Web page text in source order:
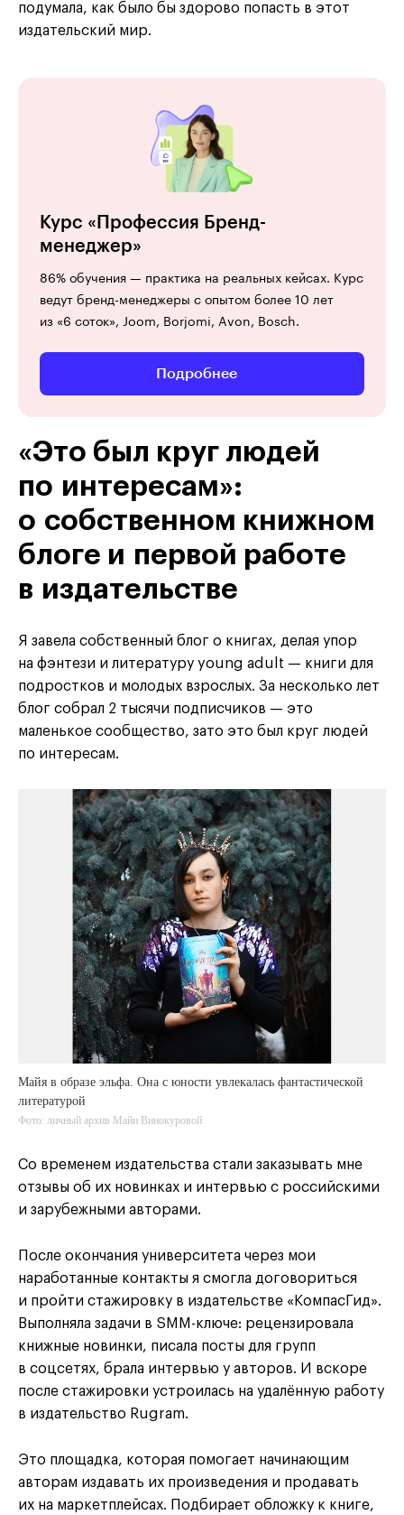
подумала, как было бы здорово попасть в этот
издательский мир.
Курс «Профессия Бренд-
менеджер»
86% обучения — практика на реальных кейсах. Курс
ведут бренд-менеджеры с опытом более 10 лет
из «6 соток», Joom, Borjomi, Avon, Bosch.
Подробнее
«Это был круг людей
по интересам»:
о собственном книжном
блоге и первой работе
в издательстве
Я завела собственный блог о книгах, делая упор
на фэнтези и литературу young adult — книги для
подростков и молодых взрослых. За несколько лет
блог собрал 2 тысячи подписчиков — это
маленькое сообщество, зато это был круг людей
по интересам.
Майя в образе эльфа. Она с юности увлекалась фантастической
литературой
Фото: личный архив Майи Винокуровой
Со временем издательства стали заказывать мне
отзывы об их новинках и интервью с российскими
и зарубежными авторами.
После окончания университета через мои
наработанные контакты я смогла договориться
и пройти стажировку в издательстве «КомпасГид».
Выполняла задачи в SMM-ключе: рецензировала
книжные новинки, писала посты для групп
в соцсетях, брала интервью у авторов. И вскоре
после стажировки устроилась на удалённую работу
в издательство Rugram.
Это площадка, которая помогает начинающим
авторам издавать их произведения и продавать
их на маркетплейсах. Подбирает обложку к книге,